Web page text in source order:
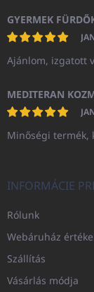
Ajánlom, izgatott
MEDITERAN
Minőségi termék,
INFORMÁCIE
Rólunk
Webáruház
Szállítás
Vásárlás módja